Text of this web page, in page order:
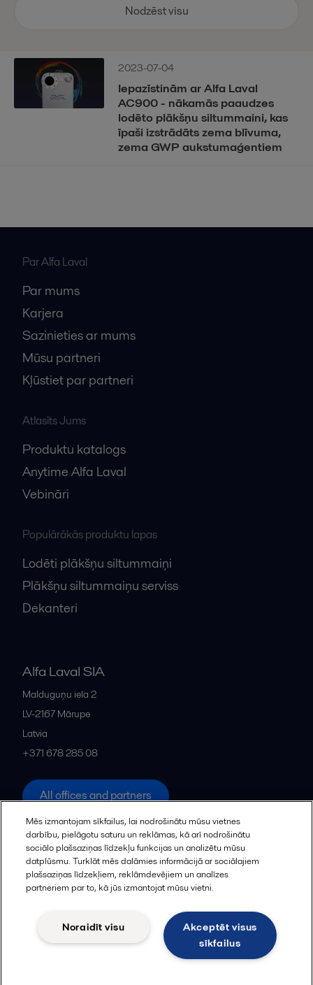
2023-07-04
Iepazīstinām ar Alfa Laval
AC900 - nākamās paaudzes
lodēto plākšņu siltummaini, kas
īpaši izstrādāts zema blīvuma,
zema GWP aukstumaģentiem
Nodzēst visu
Par Alfa Laval
Par mums
Karjera
Sazinieties ar mums
Mūsu partneri
Kļūstiet par partneri
Atlasīts Jums
Produktu katalogs
Anytime Alfa Laval
Vebināri
Populārākās produktu lapas
Lodēti plākšņu siltummaiņi
Plākšņu siltummaiņu serviss
Dekanteri
Alfa Laval SIA
Malduguņu iela 2
LV-2167 Mārupe
Latvia
+371 678 285 08
All offices and partners
© 2015-2026, ALFA LAVAL
Sekot
Cookies policy Legal terms and conditions
Mēs izmantojam sīkfailus, lai nodrošinātu mūsu vietnes
darbību, pielāgotu saturu un reklāmas, kā arī nodrošinātu
sociālo plašsaziņas līdzekļu funkcijas un analizētu mūsu
datplūsmu. Turklāt mēs dalāmies informācijā ar sociālajiem
plašsaziņas līdzekļiem, reklāmdevējiem un analīzes
partneriem par to, kā jūs izmantojat mūsu vietni.
Akceptēt visus
sīkfailus
Noraidīt visu